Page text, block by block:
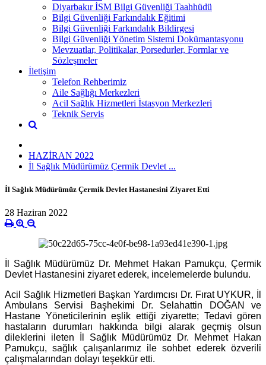
Diyarbakır İSM Bilgi Güvenliği Taahhüdü
Bilgi Güvenliği Farkındalık Eğitimi
Bilgi Güvenliği Farkındalık Bildirgesi
Bilgi Güvenliği Yönetim Sistemi Dokümantasyonu
Mevzuatlar, Politikalar, Porsedurler, Formlar ve
Sözleşmeler
İletişim
Telefon Rehberimiz
Aile Sağlığı Merkezleri
Acil Sağlık Hizmetleri İstasyon Merkezleri
Teknik Servis
HAZİRAN 2022
İl Sağlık Müdürümüz Çermik Devlet ...
İl Sağlık Müdürümüz Çermik Devlet Hastanesini Ziyaret Etti
28 Haziran 2022
İl Sağlık Müdürümüz Dr. Mehmet Hakan Pamukçu, Çermik
Devlet Hastanesini ziyaret ederek, incelemelerde bulundu.
Acil Sağlık Hizmetleri Başkan Yardımcısı Dr. Fırat UYKUR, İl
Ambulans Servisi Başhekimi Dr. Selahattin DOĞAN ve
Hastane Yöneticilerinin eşlik ettiği ziyarette; Tedavi gören
hastaların durumları hakkında bilgi alarak geçmiş olsun
dileklerini ileten İl Sağlık Müdürümüz Dr. Mehmet Hakan
Pamukçu, sağlık çalışanlarımız ile sohbet ederek özverili
çalışmalarından dolayı teşekkür etti.